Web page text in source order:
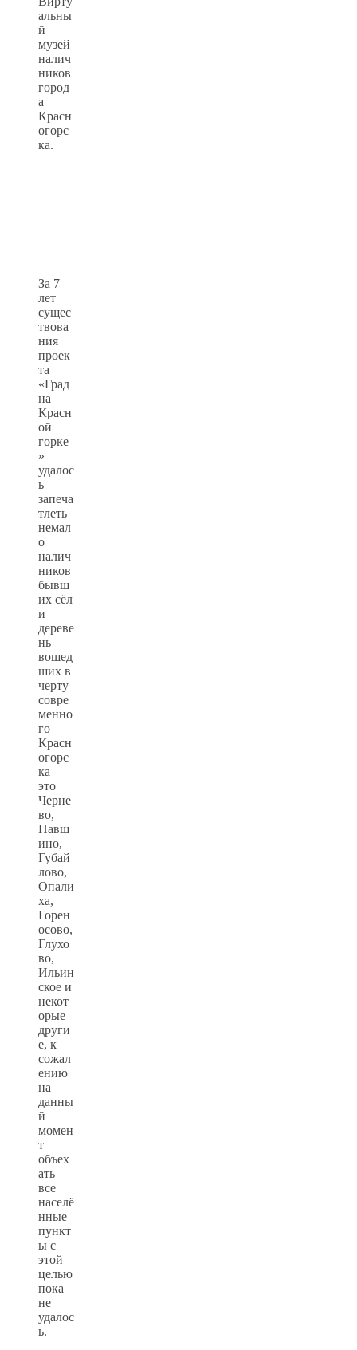
альны
й
музей
налич
ников
город
а
Красн
огорс
ка.
За 7
лет
сущес
твова
ния
проек
та
«Град
на
Красн
ой
горке
»
удалос
ь
запеча
тлеть
немал
о
налич
ников
бывш
их сёл
и
дереве
нь
вошед
ших в
черту
совре
менно
го
Красн
огорс
ка —
это
Черне
во,
Павш
ино,
Губай
лово,
Опали
ха,
Горен
осово,
Глухо
во,
Ильин
ское и
некот
орые
други
е, к
сожал
ению
на
данны
й
момен
т
объех
ать
все
населё
нные
пункт
ы с
этой
целью
пока
не
удалос
ь.